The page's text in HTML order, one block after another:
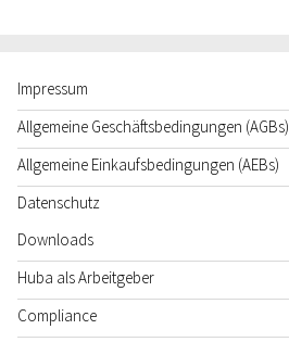
Impressum
Allgemeine Geschäftsbedingungen (AGBs)
Allgemeine Einkaufsbedingungen (AEBs)
Datenschutz
Downloads
Huba als Arbeitgeber
Compliance